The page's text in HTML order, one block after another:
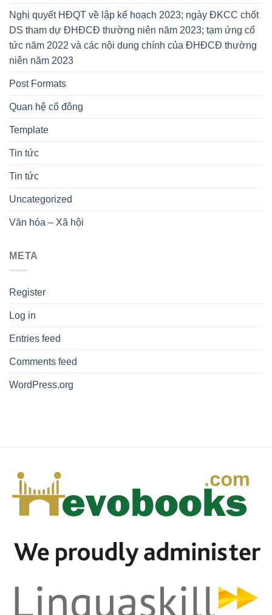
Nghị quyết HĐQT về lập kế hoạch 2023; ngày ĐKCC chốt
DS tham dự ĐHĐCĐ thường niên năm 2023; tạm ứng cổ
tức năm 2022 và các nội dung chính của ĐHĐCĐ thường
niên năm 2023
Post Formats
Quan hệ cổ đông
Template
Tin tức
Tin tức
Uncategorized
Văn hóa – Xã hội
META
Register
Log in
Entries feed
Comments feed
WordPress.org